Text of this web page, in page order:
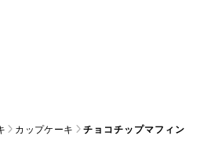
カップケーキ チョコチップマフィン